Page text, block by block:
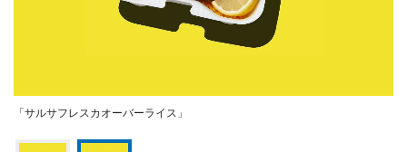
「サルサフレスカオーバーライス」